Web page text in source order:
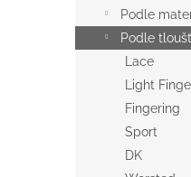
Podle
Podle
Lace
Light
Fingering
Sport
DK